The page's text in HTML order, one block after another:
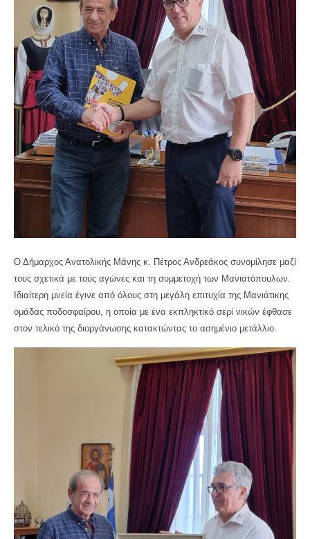
Ο Δήμαρχος Ανατολικής Μάνης κ. Πέτρος Ανδρεάκος συνομίλησε μαζί
τους σχετικά με τους αγώνες και τη συμμετοχή των Μανιατόπουλων.
Ιδιαίτερη μνεία έγινε από όλους στη μεγάλη επιτυχία της Μανιάτικης
ομάδας ποδοσφαίρου, η οποία με ένα εκπληκτικό σερί νικών έφθασε
στον τελικό της διοργάνωσης κατακτώντας το ασημένιο μετάλλιο.